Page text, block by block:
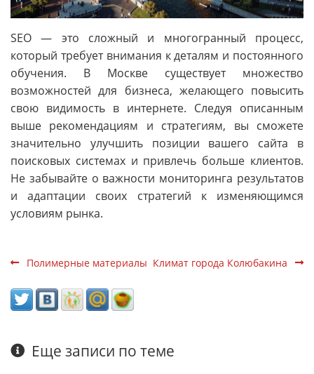
SEO — это сложный и многогранный процесс,
который требует внимания к деталям и постоянного
обучения. В Москве существует множество
возможностей для бизнеса, желающего повысить
свою видимость в интернете. Следуя описанным
выше рекомендациям и стратегиям, вы сможете
значительно улучшить позиции вашего сайта в
поисковых системах и привлечь больше клиентов.
Не забывайте о важности мониторинга результатов
и адаптации своих стратегий к изменяющимся
условиям рынка.
Полимерные материалы Климат города Колюбакина
Еще записи по теме